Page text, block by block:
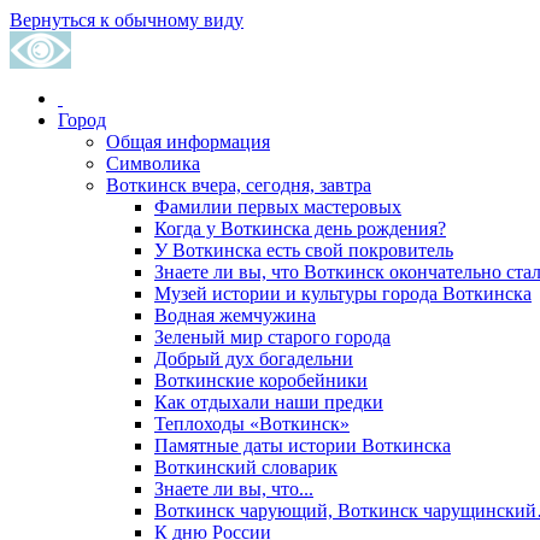
Вернуться к обычному виду
Город
Общая информация
Символика
Воткинск вчера, сегодня, завтра
Фамилии первых мастеровых
Когда у Воткинска день рождения?
У Воткинска есть свой покровитель
Знаете ли вы, что Воткинск окончательно
Музей истории и культуры города Воткинска
Водная жемчужина
Зеленый мир старого города
Добрый дух богадельни
Воткинские коробейники
Как отдыхали наши предки
Теплоходы «Воткинск»
Памятные даты истории Воткинска
Воткинский словарик
Знаете ли вы, что...
Воткинск чарующий, Воткинск
К дню России